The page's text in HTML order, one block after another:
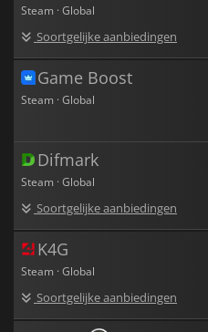
Steam · Global
Soortgelijke aanbiedingen
Game Boost
Steam · Global
Difmark
Steam · Global
Soortgelijke aanbiedingen
K4G
Steam · Global
Soortgelijke aanbiedingen